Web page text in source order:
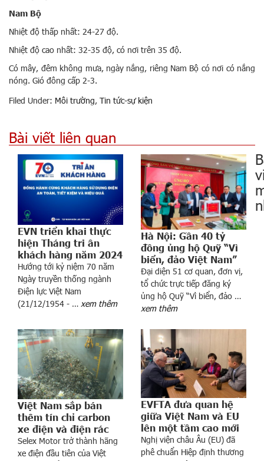
Nam Bộ
Nhiệt độ thấp nhất: 24-27 độ.
Nhiệt độ cao nhất: 32-35 độ, có nơi trên 35 độ.
Có mây, đêm không mưa, ngày nắng, riêng Nam Bộ có nơi có nắng
nóng. Gió đông cấp 2-3.
Filed Under: Môi trường, Tin tức-sự kiện
Bài viết liên quan
EVN triển khai thực
hiện Tháng tri ân
khách hàng năm 2024
Hướng tới kỷ niệm 70 năm
Ngày truyền thống ngành
Điện lực Việt Nam
(21/12/1954 - … xem thêm
Hà Nội: Gần 40 tỷ
đồng ủng hộ Quỹ “Vì
biển, đảo Việt Nam”
Đại diện 51 cơ quan, đơn vị,
tổ chức trực tiếp đăng ký
ủng hộ Quỹ “Vì biển, đảo …
xem thêm
Việt Nam sắp bán
thêm tín chỉ carbon
xe điện và điện rác
Selex Motor trở thành hãng
xe điện đầu tiên của Việt
EVFTA đưa quan hệ
giữa Việt Nam và EU
lên một tầm cao mới
Nghị viện châu Âu (EU) đã
phê chuẩn Hiệp định thương